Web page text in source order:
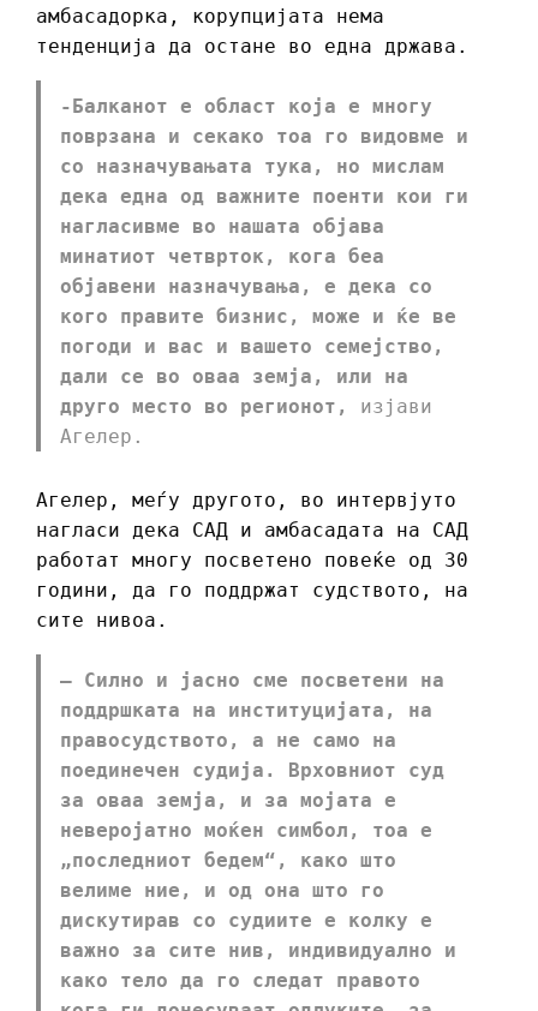
амбасадорка, корупцијата нема
тенденција да остане во една држава.
-Балканот е област која е многу
поврзана и секако тоа го видовме и
со назначувањата тука, но мислам
дека една од важните поенти кои ги
нагласивме во нашата објава
минатиот четврток, кога беа
објавени назначувања, е дека со
кого правите бизнис, може и ќе ве
погоди и вас и вашето семејство,
дали се во оваа земја, или на
друго место во регионот,
изјави
Агелер.
Агелер, меѓу другото, во интервјуто
нагласи дека САД и амбасадата на САД
работат многу посветено повеќе од 30
години, да го поддржат судството, на
сите нивоа.
– Силно и јасно сме посветени на
поддршката на институцијата, на
правосудството, а не само на
поединечен судија. Врховниот суд
за оваа земја, и за мојата е
неверојатно моќен симбол, тоа е
„последниот бедем“, како што
велиме ние, и од она што го
дискутирав со судиите е колку е
важно за сите нив, индивидуално и
како тело да го следат правото